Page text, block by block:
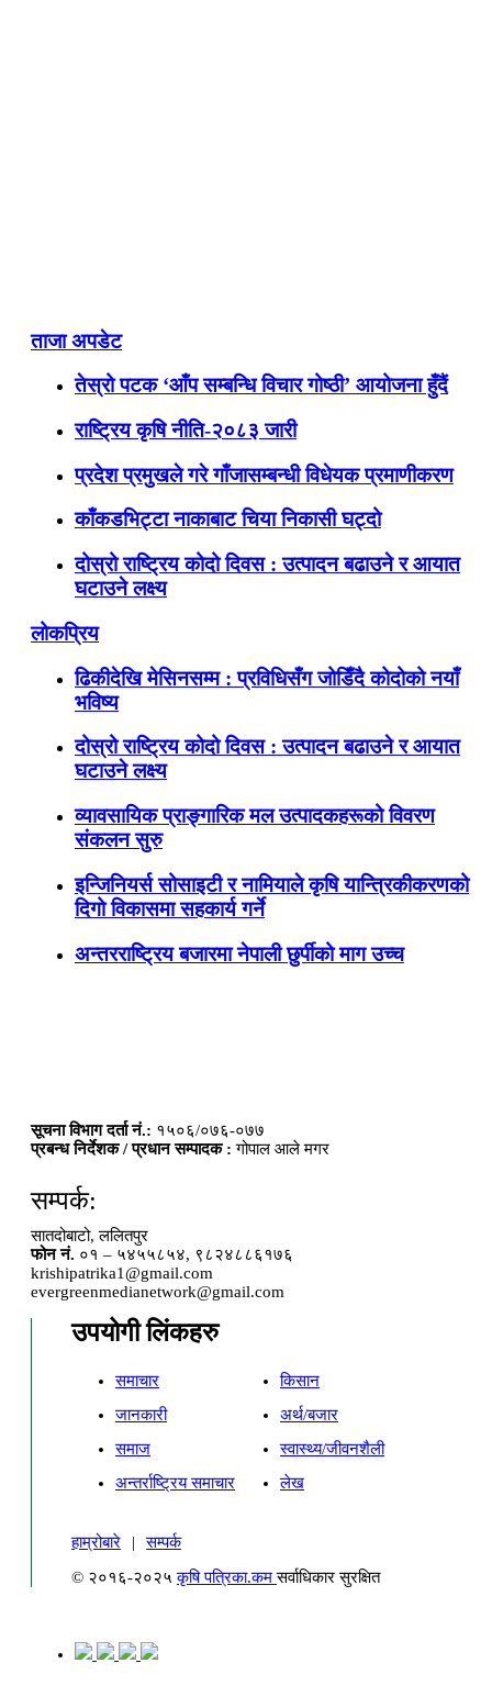
ताजा अपडेट
तेस्रो पटक ‘आँप सम्बन्धि विचार गोष्ठी’ आयोजना हुँदैं
राष्ट्रिय कृषि नीति-२०८३ जारी
प्रदेश प्रमुखले गरे गाँजासम्बन्धी विधेयक प्रमाणीकरण
काँकडभिट्टा नाकाबाट चिया निकासी घट्दो
दोस्रो राष्ट्रिय कोदो दिवस : उत्पादन बढाउने र आयात
घटाउने लक्ष्य
लोकप्रिय
ढिकीदेखि मेसिनसम्म : प्रविधिसँग जोडिँदै कोदोको नयाँ
भविष्य
दोस्रो राष्ट्रिय कोदो दिवस : उत्पादन बढाउने र आयात
घटाउने लक्ष्य
व्यावसायिक प्राङ्गारिक मल उत्पादकहरूको विवरण
संकलन सुरु
इन्जिनियर्स सोसाइटी र नामियाले कृषि यान्त्रिकीकरणको
दिगो विकासमा सहकार्य गर्ने
अन्तरराष्ट्रिय बजारमा नेपाली छुर्पीको माग उच्च
सूचना विभाग दर्ता नं.: १५०६/०७६-०७७
प्रबन्ध निर्देशक / प्रधान सम्पादक : गोपाल आले मगर
सम्पर्क:
सातदोबाटो, ललितपुर
फोन नं. ०१ – ५४५५८५४, ९८२४८८६१७६
krishipatrika1@gmail.com
evergreenmedianetwork@gmail.com
उपयोगी लिंकहरु
समाचार
किसान
जानकारी
अर्थ/बजार
समाज
स्वास्थ्य/जीवनशैली
अन्तर्राष्ट्रिय समाचार
लेख
हाम्रोबारे |
सम्पर्क
© २०१६-२०२५कृषि पत्रिका.कमसर्वाधिकार सुरक्षित